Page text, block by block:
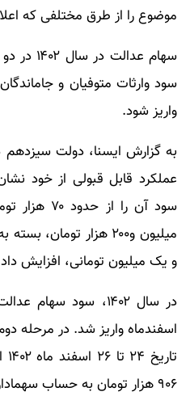
موضوع را از طرق مختلفی که
سهام
واریز شود.
به گزارش ایسنا، دولت
عملکرد قابل قبولی از خود
و یک میلیون تومانی، افزایش
در سال ۱۴۰۲، سود
اسفندماه واریز شد. در مرحله
۹۰۶ هزار تومان به حساب سهماداران واریز شد.